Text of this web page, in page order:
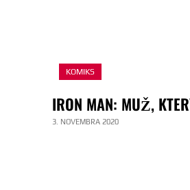
KOMIKS
IRON MAN: MUŽ,
3. NOVEMBRA 2020